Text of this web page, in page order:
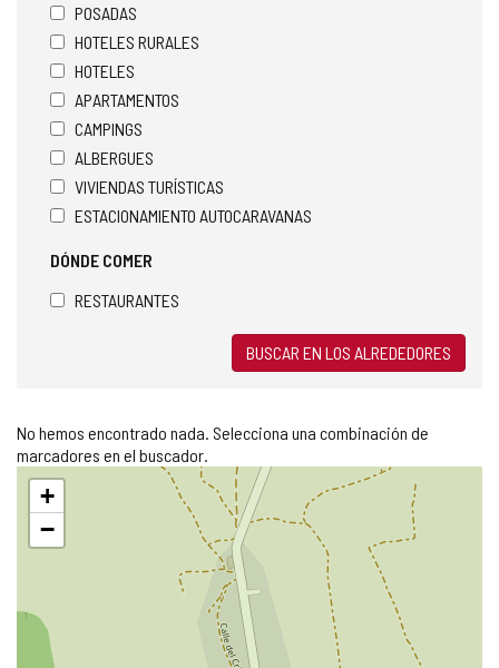
POSADAS
HOTELES RURALES
HOTELES
APARTAMENTOS
CAMPINGS
ALBERGUES
VIVIENDAS TURÍSTICAS
ESTACIONAMIENTO AUTOCARAVANAS
DÓNDE COMER
RESTAURANTES
BUSCAR EN LOS ALREDEDORES
No hemos encontrado nada. Selecciona una combinación de
marcadores en el buscador.
Saltar
mapa
+
−